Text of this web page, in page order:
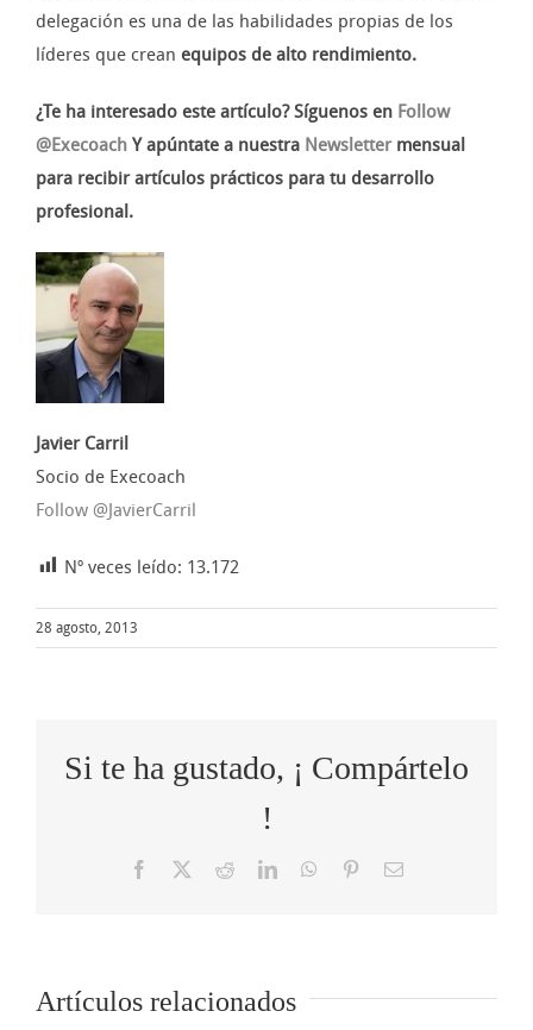
delegación es una de las habilidades propias de los
líderes que crean equipos de alto rendimiento.
¿Te ha interesado este artículo? Síguenos en Follow
@Execoach Y apúntate a nuestra Newslettermensual
para recibir artículos prácticos para tu desarrollo
profesional.
Javier Carril
Socio de Execoach
Follow @JavierCarril
Nº veces leído: 13.172
28 agosto, 2013
Si te ha gustado, ¡ Compártelo
!
Facebook RedditLinkedInWhatsApp
PinterestCorreo
Artículos relacionados